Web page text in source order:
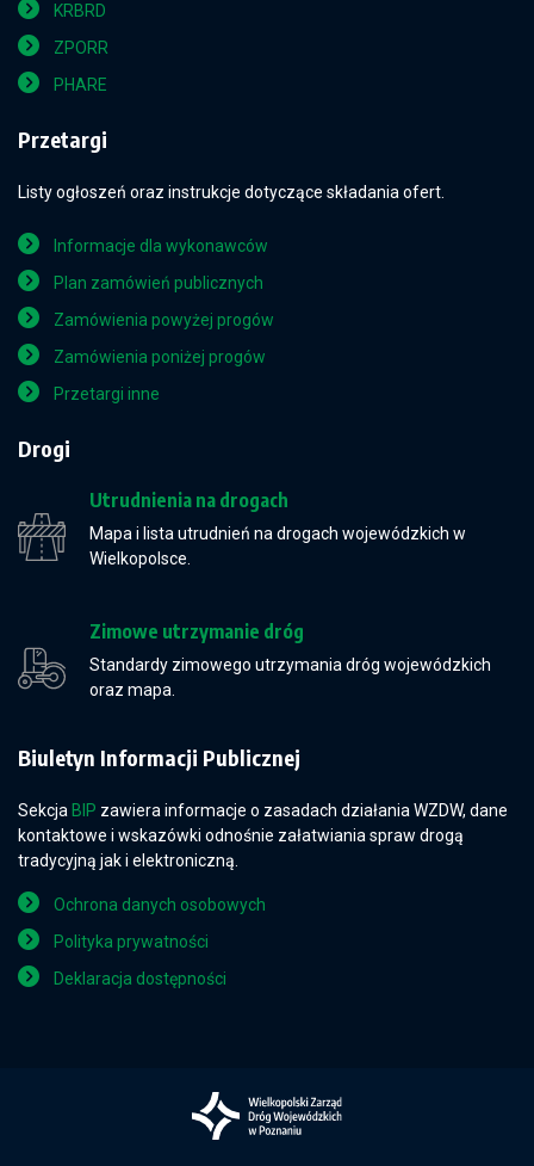
KRBRD
ZPORR
PHARE
Przetargi
Listy ogłoszeń oraz instrukcje dotyczące składania ofert.
Informacje dla wykonawców
Plan zamówień publicznych
Zamówienia powyżej progów
Zamówienia poniżej progów
Przetargi inne
Drogi
Utrudnienia na drogach
Mapa i lista utrudnień na drogach wojewódzkich w
Wielkopolsce.
Zimowe utrzymanie dróg
Standardy zimowego utrzymania dróg wojewódzkich
oraz mapa.
Biuletyn Informacji Publicznej
Sekcja BIP zawiera informacje o zasadach działania WZDW, dane
kontaktowe i wskazówki odnośnie załatwiania spraw drogą
tradycyjną jak i elektroniczną.
Ochrona danych osobowych
Polityka prywatności
Deklaracja dostępności